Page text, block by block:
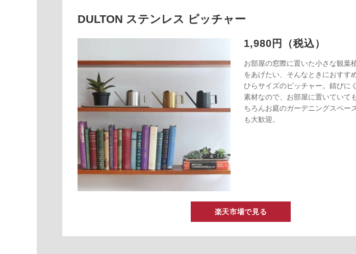
DULTON ステンレス ピッチャー
1,980円（税込）
お部屋の窓際に置いた小さな観葉
をあげたい、そんなときにおすす
ひらサイズのピッチャー。錆びに
素材なので、お部屋に置いていて
ちろんお庭のガーデニングスペー
も大歓迎。
楽天市場で見る